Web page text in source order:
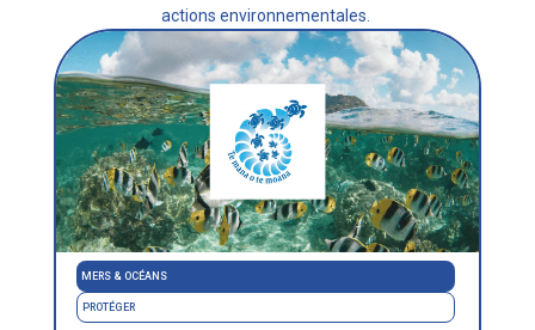
actions environnementales.
MERS & OCÉANS
PROTÉGER